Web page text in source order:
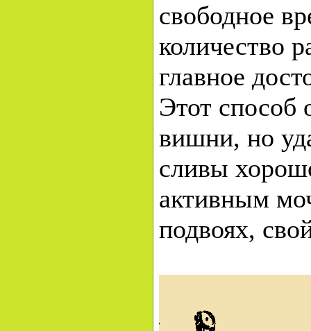
свободное
количество
главное
Этот способ
вишни, но
сливы
активным
подвоях,